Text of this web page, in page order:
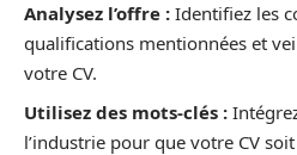
Analysez l’offre : Identifiez les
qualifications mentionnées et
votre CV.
Utilisez des mots-clés :
l’industrie pour que votre CV